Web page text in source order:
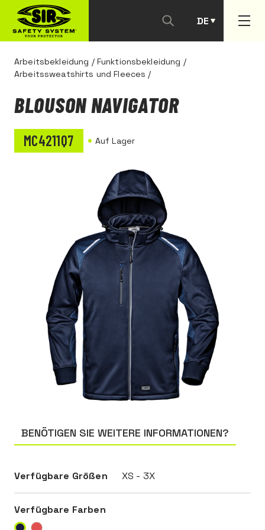
DE
PT
Arbeitsbekleidung / Funktionsbekleidung /
Arbeitssweatshirts und Fleeces /
BENÖTIGEN SIE WEITERE INFORMATIONEN?
Verfügbare Größen XS - 3X
Verfügbare Farben
BLOUSON NAVIGATOR
MC4211Q7 Auf Lager